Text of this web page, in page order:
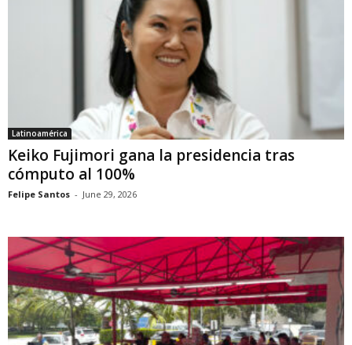
Latinoamérica
Keiko Fujimori gana la presidencia tras
cómputo al 100%
Felipe Santos - June 29, 2026